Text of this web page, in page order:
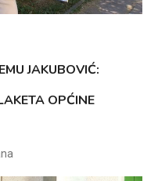
JAKUBOVIĆ:
OPĆINE